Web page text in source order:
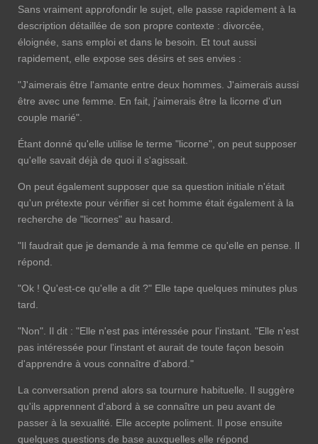
Sans vraiment approfondir le sujet, elle passe rapidement à la
description détaillée de son propre contexte : divorcée,
éloignée, sans emploi et dans le besoin. Et tout aussi
rapidement, elle expose ses désirs et ses envies :
"J'aimerais être l'amante entre deux hommes. J'aimerais aussi
être avec une femme. En fait, j'aimerais être la licorne d'un
couple marié".
Étant donné qu'elle utilise le terme "licorne", on peut supposer
qu'elle savait déjà de quoi il s'agissait.
On peut également supposer que sa question initiale n'était
qu'un prétexte pour vérifier si cet homme était également à la
recherche de "licornes" au hasard.
"Il faudrait que je demande à ma femme ce qu'elle en pense. Il
répond.
"Ok ! Qu'est-ce qu'elle a dit ?" Elle tape quelques minutes plus
tard.
"Non". Il dit : "Elle n'est pas intéressée pour l'instant. "Elle n'est
pas intéressée pour l'instant et aurait de toute façon besoin
d'apprendre à vous connaître d'abord."
La conversation prend alors sa tournure habituelle. Il suggère
qu'ils apprennent d'abord à se connaître un peu avant de
passer à la sexualité. Elle accepte poliment. Il pose ensuite
quelques questions de base auxquelles elle répond